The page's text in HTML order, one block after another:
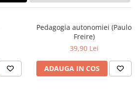
Pedagogia autonomiei (Paulo
Freire)
39,90 Lei
ADAUGA IN COS